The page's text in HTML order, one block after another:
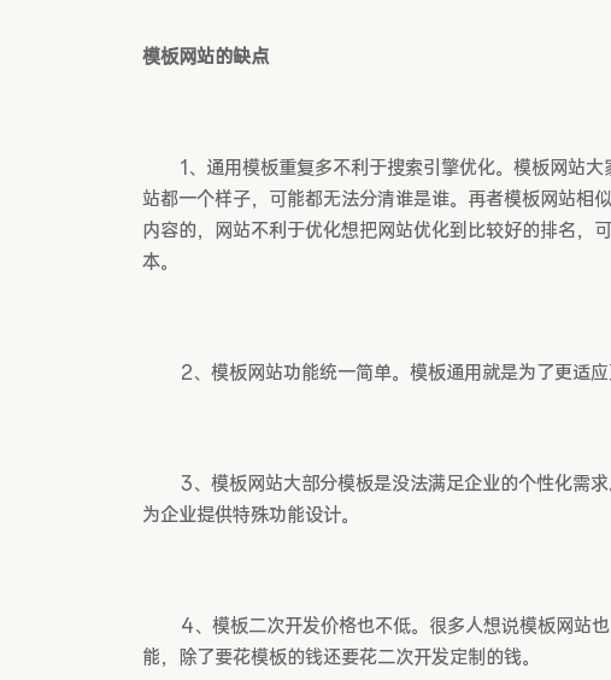
模板网站的缺点
1、通用模板重复多不利于搜索引擎优化。模板网站
站都一个样子，可能都无法分清谁是谁。再者模板网站相
内容的，网站不利于优化想把网站优化到比较好的排名，
本。
2、模板网站功能统一简单。模板通用就是为了更适
3、模板网站大部分模板是没法满足企业的个性化需
为企业提供特殊功能设计。
4、模板二次开发价格也不低。很多人想说模板网站
能，除了要花模板的钱还要花二次开发定制的钱。